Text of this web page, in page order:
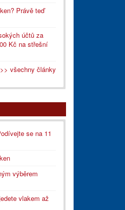
Právě teď
účtů za
Kč na střešní
>> všechny články
se na 11
výběrem
vlakem až